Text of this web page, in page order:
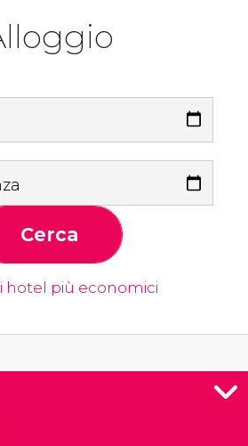
Cerca
hotel più economici